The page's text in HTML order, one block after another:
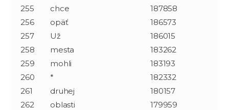
255
chce
187858
256
opäť
186573
257
Už
186015
258
mesta
183262
259
mohli
183193
260
*
182332
261
druhej
180157
262
oblasti
179959